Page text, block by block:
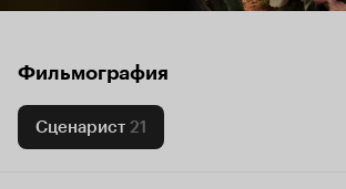
Фильмография
Сценарист 21